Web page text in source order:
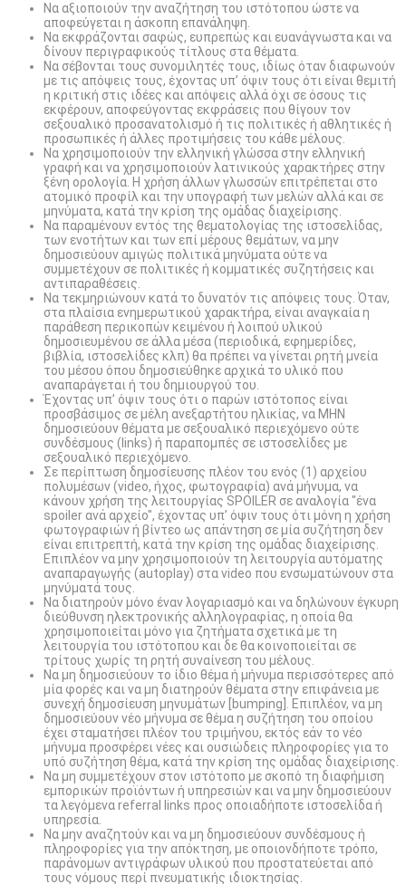
Να αξιοποιούν την αναζήτηση του ιστότοπου ώστε να
αποφεύγεται η άσκοπη επανάληψη.
Να εκφράζονται σαφώς, ευπρεπώς και ευανάγνωστα και να
δίνουν περιγραφικούς τίτλους στα θέματα.
Να σέβονται τους συνομιλητές τους, ιδίως όταν διαφωνούν
με τις απόψεις τους, έχοντας υπ’ όψιν τους ότι είναι θεμιτή
η κριτική στις ιδέες και απόψεις αλλά όχι σε όσους τις
εκφέρουν, αποφεύγοντας εκφράσεις που θίγουν τον
σεξουαλικό προσανατολισμό ή τις πολιτικές ή αθλητικές ή
προσωπικές ή άλλες προτιμήσεις του κάθε μέλους.
Να χρησιμοποιούν την ελληνική γλώσσα στην ελληνική
γραφή και να χρησιμοποιούν λατινικούς χαρακτήρες στην
ξένη ορολογία. Η χρήση άλλων γλωσσών επιτρέπεται στο
ατομικό προφίλ και την υπογραφή των μελών αλλά και σε
μηνύματα, κατά την κρίση της ομάδας διαχείρισης.
Να παραμένουν εντός της θεματολογίας της ιστοσελίδας,
των ενοτήτων και των επί μέρους θεμάτων, να μην
δημοσιεύουν αμιγώς πολιτικά μηνύματα ούτε να
συμμετέχουν σε πολιτικές ή κομματικές συζητήσεις και
αντιπαραθέσεις.
Να τεκμηριώνουν κατά το δυνατόν τις απόψεις τους. Όταν,
στα πλαίσια ενημερωτικού χαρακτήρα, είναι αναγκαία η
παράθεση περικοπών κειμένου ή λοιπού υλικού
δημοσιευμένου σε άλλα μέσα (περιοδικά, εφημερίδες,
βιβλία, ιστοσελίδες κλπ) θα πρέπει να γίνεται ρητή μνεία
του μέσου όπου δημοσιεύθηκε αρχικά το υλικό που
αναπαράγεται ή του δημιουργού του.
Έχοντας υπ’ όψιν τους ότι ο παρών ιστότοπος είναι
προσβάσιμος σε μέλη ανεξαρτήτου ηλικίας, να ΜΗΝ
δημοσιεύουν θέματα με σεξουαλικό περιεχόμενο ούτε
συνδέσμους (links) ή παραπομπές σε ιστοσελίδες με
σεξουαλικό περιεχόμενο.
Σε περίπτωση δημοσίευσης πλέον του ενός (1) αρχείου
πολυμέσων (video, ήχος, φωτογραφία) ανά μήνυμα, να
κάνουν χρήση της λειτουργίας SPOILER σε αναλογία "ένα
spoiler ανά αρχείο", έχοντας υπ’ όψιν τους ότι μόνη η χρήση
φωτογραφιών ή βίντεο ως απάντηση σε μία συζήτηση δεν
είναι επιτρεπτή, κατά την κρίση της ομάδας διαχείρισης.
Επιπλέον να μην χρησιμοποιούν τη λειτουργία αυτόματης
αναπαραγωγής (autoplay) στα video που ενσωματώνουν στα
μηνύματά τους.
Να διατηρούν μόνο έναν λογαριασμό και να δηλώνουν έγκυρη
διεύθυνση ηλεκτρονικής αλληλογραφίας, η οποία θα
χρησιμοποιείται μόνο για ζητήματα σχετικά με τη
λειτουργία του ιστότοπου και δε θα κοινοποιείται σε
τρίτους χωρίς τη ρητή συναίνεση του μέλους.
Να μη δημοσιεύουν το ίδιο θέμα ή μήνυμα περισσότερες από
μία φορές και να μη διατηρούν θέματα στην επιφάνεια με
συνεχή δημοσίευση μηνυμάτων [bumping]. Επιπλέον, να μη
δημοσιεύουν νέο μήνυμα σε θέμα η συζήτηση του οποίου
έχει σταματήσει πλέον του τριμήνου, εκτός εάν το νέο
μήνυμα προσφέρει νέες και ουσιώδεις πληροφορίες για το
υπό συζήτηση θέμα, κατά την κρίση της ομάδας διαχείρισης.
Να μη συμμετέχουν στον ιστότοπο με σκοπό τη διαφήμιση
εμπορικών προϊόντων ή υπηρεσιών και να μην δημοσιεύουν
τα λεγόμενα referral links προς οποιαδήποτε ιστοσελίδα ή
υπηρεσία.
Να μην αναζητούν και να μη δημοσιεύουν συνδέσμους ή
πληροφορίες για την απόκτηση, με οποιονδήποτε τρόπο,
παράνομων αντιγράφων υλικού που προστατεύεται από
τους νόμους περί πνευματικής ιδιοκτησίας.